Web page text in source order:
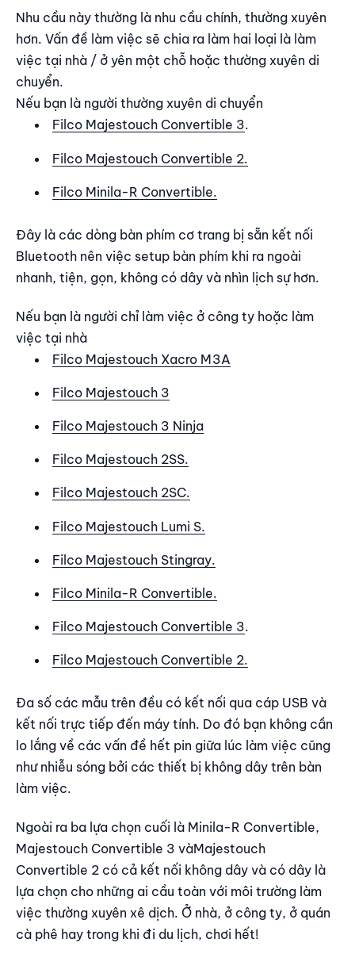
Nhu cầu này thường là nhu cầu chính, thường xuyên
hơn. Vấn đề làm việc sẽ chia ra làm hai loại là làm
việc tại nhà / ở yên một chỗ hoặc thường xuyên di
chuyển.
Nếu bạn là người thường xuyên di chuyển
Filco Majestouch Convertible 3.
Filco Majestouch Convertible 2.
Filco Minila-R Convertible.
Đây là các dòng bàn phím cơ trang bị sẵn kết nối
Bluetooth nên việc setup bàn phím khi ra ngoài
nhanh, tiện, gọn, không có dây và nhìn lịch sự hơn.
Nếu bạn là người chỉ làm việc ở công ty hoặc làm
việc tại nhà
Filco Majestouch Xacro M3A
Filco Majestouch 3
Filco Majestouch 3 Ninja
Filco Majestouch 2SS.
Filco Majestouch 2SC.
Filco Majestouch Lumi S.
Filco Majestouch Stingray.
Filco Minila-R Convertible.
Filco Majestouch Convertible 3.
Filco Majestouch Convertible 2.
Đa số các mẫu trên đều có kết nối qua cáp USB và
kết nối trực tiếp đến máy tính. Do đó bạn không cần
lo lắng về các vấn đề hết pin giữa lúc làm việc cũng
như nhiễu sóng bởi các thiết bị không dây trên bàn
làm việc.
Ngoài ra ba lựa chọn cuối là Minila-R Convertible,
Majestouch Convertible 3 vàMajestouch
Convertible 2 có cả kết nối không dây và có dây là
lựa chọn cho những ai cầu toàn với môi trường làm
việc thường xuyên xê dịch. Ở nhà, ở công ty, ở quán
cà phê hay trong khi đi du lịch, chơi hết!